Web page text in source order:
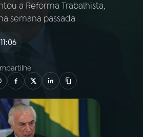
a Reforma Trabalhista,
semana passada